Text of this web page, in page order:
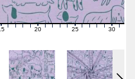
1617181920212223242526272829 30 31